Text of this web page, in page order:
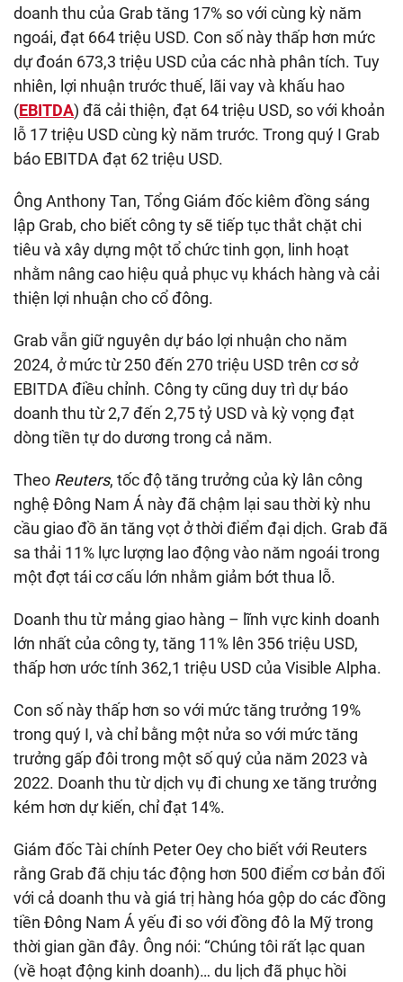
doanh thu của Grab tăng 17% so với cùng kỳ năm
ngoái, đạt 664 triệu USD. Con số này thấp hơn mức
dự đoán 673,3 triệu USD của các nhà phân tích. Tuy
nhiên, lợi nhuận trước thuế, lãi vay và khấu hao
(EBITDA) đã cải thiện, đạt 64 triệu USD, so với khoản
lỗ 17 triệu USD cùng kỳ năm trước. Trong quý I Grab
báo EBITDA đạt 62 triệu USD.
Ông Anthony Tan, Tổng Giám đốc kiêm đồng sáng
lập Grab, cho biết công ty sẽ tiếp tục thắt chặt chi
tiêu và xây dựng một tổ chức tinh gọn, linh hoạt
nhằm nâng cao hiệu quả phục vụ khách hàng và cải
thiện lợi nhuận cho cổ đông.
Grab vẫn giữ nguyên dự báo lợi nhuận cho năm
2024, ở mức từ 250 đến 270 triệu USD trên cơ sở
EBITDA điều chỉnh. Công ty cũng duy trì dự báo
doanh thu từ 2,7 đến 2,75 tỷ USD và kỳ vọng đạt
dòng tiền tự do dương trong cả năm.
Theo Reuters, tốc độ tăng trưởng của kỳ lân công
nghệ Đông Nam Á này đã chậm lại sau thời kỳ nhu
cầu giao đồ ăn tăng vọt ở thời điểm đại dịch. Grab đã
sa thải 11% lực lượng lao động vào năm ngoái trong
một đợt tái cơ cấu lớn nhằm giảm bớt thua lỗ.
Doanh thu từ mảng giao hàng – lĩnh vực kinh doanh
lớn nhất của công ty, tăng 11% lên 356 triệu USD,
thấp hơn ước tính 362,1 triệu USD của Visible Alpha.
Con số này thấp hơn so với mức tăng trưởng 19%
trong quý I, và chỉ bằng một nửa so với mức tăng
trưởng gấp đôi trong một số quý của năm 2023 và
2022. Doanh thu từ dịch vụ đi chung xe tăng trưởng
kém hơn dự kiến, chỉ đạt 14%.
Giám đốc Tài chính Peter Oey cho biết với Reuters
rằng Grab đã chịu tác động hơn 500 điểm cơ bản đối
với cả doanh thu và giá trị hàng hóa gộp do các đồng
tiền Đông Nam Á yếu đi so với đồng đô la Mỹ trong
thời gian gần đây. Ông nói: “Chúng tôi rất lạc quan
(về hoạt động kinh doanh)… du lịch đã phục hồi